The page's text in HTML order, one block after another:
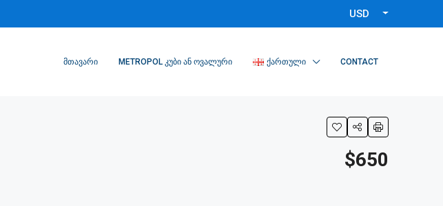
USD
ᲛᲗᲐᲕᲐᲠᲘ METROPOL ᲙᲣᲑᲘ ᲐᲜ ᲝᲕᲐᲚᲣᲠᲘ ᲥᲐᲠᲗᲣᲚᲘ CONTACT
$650